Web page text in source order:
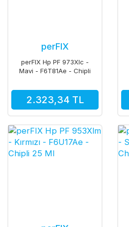
perFIX
perFIX Hp PF 973Xlc -
Mavi - F6T81Ae - Chipli
2.323,34 TL